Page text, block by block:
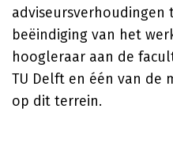
adviseursverhoudingen
beëindiging van het
hoogleraar aan de
TU Delft en één van de
op dit terrein.